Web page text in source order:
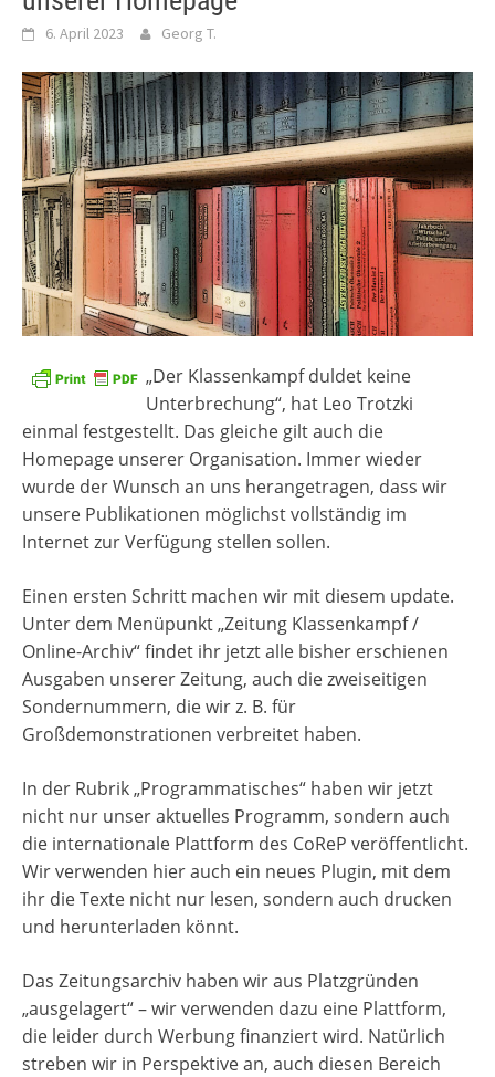
6. April 2023 Georg T.
„Der Klassenkampf duldet keine
Unterbrechung“, hat Leo Trotzki
einmal festgestellt. Das gleiche gilt auch die
Homepage unserer Organisation. Immer wieder
wurde der Wunsch an uns herangetragen, dass wir
unsere Publikationen möglichst vollständig im
Internet zur Verfügung stellen sollen.
Einen ersten Schritt machen wir mit diesem update.
Unter dem Menüpunkt „Zeitung Klassenkampf /
Online-Archiv“ findet ihr jetzt alle bisher erschienen
Ausgaben unserer Zeitung, auch die zweiseitigen
Sondernummern, die wir z. B. für
Großdemonstrationen verbreitet haben.
In der Rubrik „Programmatisches“ haben wir jetzt
nicht nur unser aktuelles Programm, sondern auch
die internationale Plattform des CoReP veröffentlicht.
Wir verwenden hier auch ein neues Plugin, mit dem
ihr die Texte nicht nur lesen, sondern auch drucken
und herunterladen könnt.
Das Zeitungsarchiv haben wir aus Platzgründen
„ausgelagert“ – wir verwenden dazu eine Plattform,
die leider durch Werbung finanziert wird. Natürlich
streben wir in Perspektive an, auch diesen Bereich